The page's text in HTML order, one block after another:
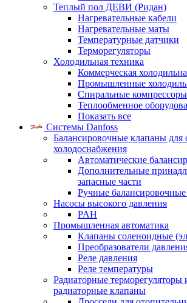
Теплый пол ДЕВИ (Ридан)
Нагревательные кабели
Нагревательные маты
Температурные датчики
Терморегуляторы
Холодильная техника
Коммерческая
Промышленные
Спиральные компрессоры
Теплообменное
Показать все
Системы Danfoss
Балансировочные клапаны для
холодоснабжения
Автоматические
Дополнительные
запасные части
Ручные
Насосы высокого давления
PAH
Промышленная автоматика
Клапаны соленоидные
Преобразователи
Реле давления
Реле температуры
Радиаторные терморегуляторы
радиаторные клапаны